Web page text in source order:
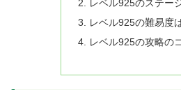
レベル925のステー
レベル925の難易度
レベル925の攻略の